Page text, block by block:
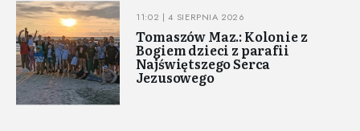
11:02 | 4 SIERPNIA 2026
Tomaszów Maz.: Kolonie z
Bogiem dzieci z parafii
Najświętszego Serca
Jezusowego